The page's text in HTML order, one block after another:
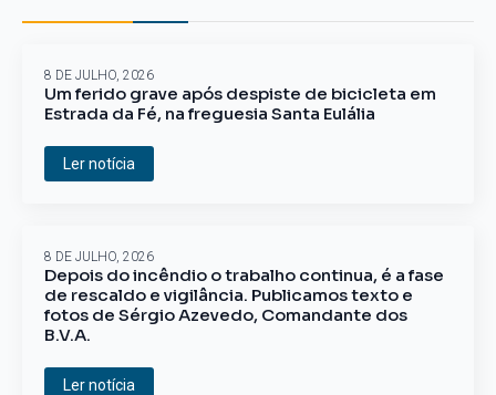
Um ferido grave após despiste de bicicleta em
Estrada da Fé, na freguesia Santa Eulália
8 DE JULHO, 2026
Ler notícia
Depois do incêndio o trabalho continua, é a fase
de rescaldo e vigilância. Publicamos texto e
fotos de Sérgio Azevedo, Comandante dos
B.V.A.
8 DE JULHO, 2026
Ler notícia